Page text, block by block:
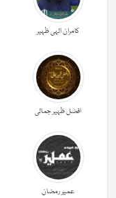
کامران الہی ظہیر
افضل ظہیر جمالی
عمیر رمضان